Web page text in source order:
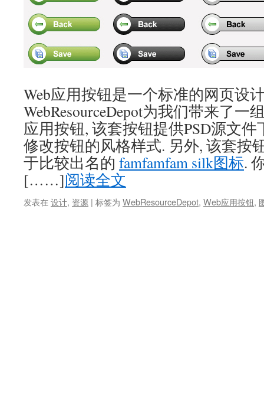
Web应用按钮是一个标准的网页设
WebResourceDepot为我们带来了一
应用按钮, 该套按钮提供PSD源文
修改按钮的风格样式. 另外, 该套按
于比较出名的 famfamfam silk图标.
[……]阅读全文
发表在 设计, 资源 | 标签为 WebResourceDepot, Web应用按钮,